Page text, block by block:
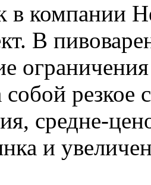
в компании
В
собой
средне-
и